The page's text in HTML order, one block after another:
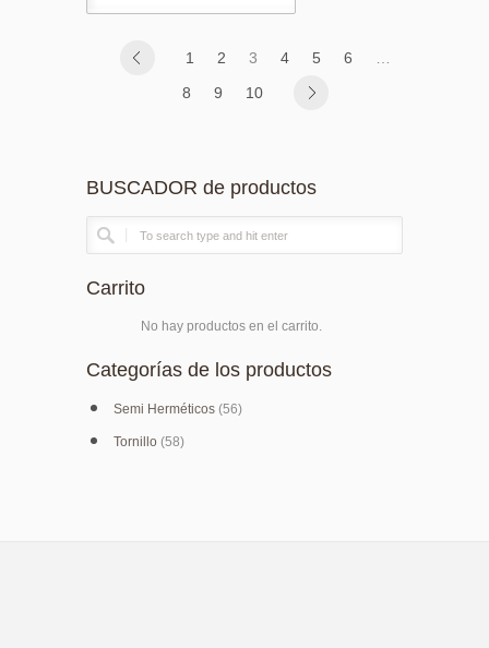
1 2 3 4 5 6
8
9 10
BUSCADOR de productos
Carrito
No hay productos en el carrito.
Categorías de los productos
Semi Herméticos (56)
Tornillo (58)